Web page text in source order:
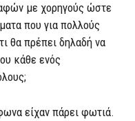
με χορηγούς ώστε
που για πολλούς
θα πρέπει δηλαδή να
κάθε ενός
είχαν πάρει φωτιά.